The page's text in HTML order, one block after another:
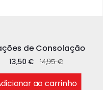
de Consolação
14,95€
13,50 €
ao carrinho